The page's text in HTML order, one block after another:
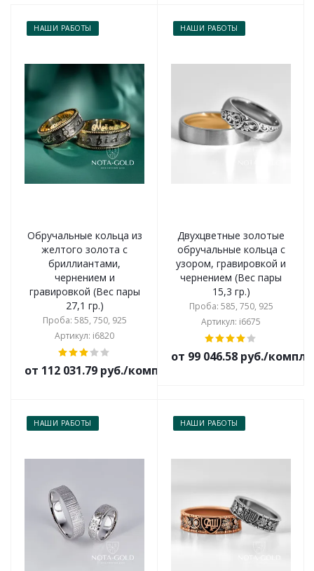
НАШИ РАБОТЫ
Обручальные кольца из
желтого золота с
бриллиантами,
чернением и
гравировкой (Вес пары
27,1 гр.)
Проба: 585, 750, 925
Артикул: i6820
от 112 031.79 руб./комплект
НАШИ РАБОТЫ
Двухцветные золотые
обручальные кольца с
узором, гравировкой и
чернением (Вес пары
15,3 гр.)
Проба: 585, 750, 925
Артикул: i6675
от 99 046.58 руб./
НАШИ РАБОТЫ НАШИ РАБОТЫ